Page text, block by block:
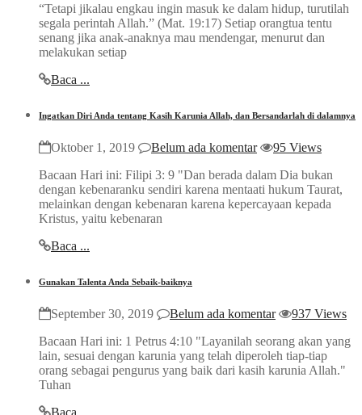
“Tetapi jikalau engkau ingin masuk ke dalam hidup, turutilah
segala perintah Allah.” (Mat. 19:17) Setiap orangtua tentu
senang jika anak-anaknya mau mendengar, menurut dan
melakukan setiap
Baca ...
Ingatkan Diri Anda tentang Kasih Karunia Allah, dan Bersandarlah di dalamnya
Oktober 1, 2019 Belum ada komentar
95 Views
Bacaan Hari ini: Filipi 3: 9 "Dan berada dalam Dia bukan
dengan kebenaranku sendiri karena mentaati hukum Taurat,
melainkan dengan kebenaran karena kepercayaan kepada
Kristus, yaitu kebenaran
Baca ...
Gunakan Talenta Anda Sebaik-baiknya
September 30, 2019 Belum ada komentar
937 Views
Bacaan Hari ini: 1 Petrus 4:10 "Layanilah seorang akan yang
lain, sesuai dengan karunia yang telah diperoleh tiap-tiap
orang sebagai pengurus yang baik dari kasih karunia Allah."
Tuhan
Baca ...